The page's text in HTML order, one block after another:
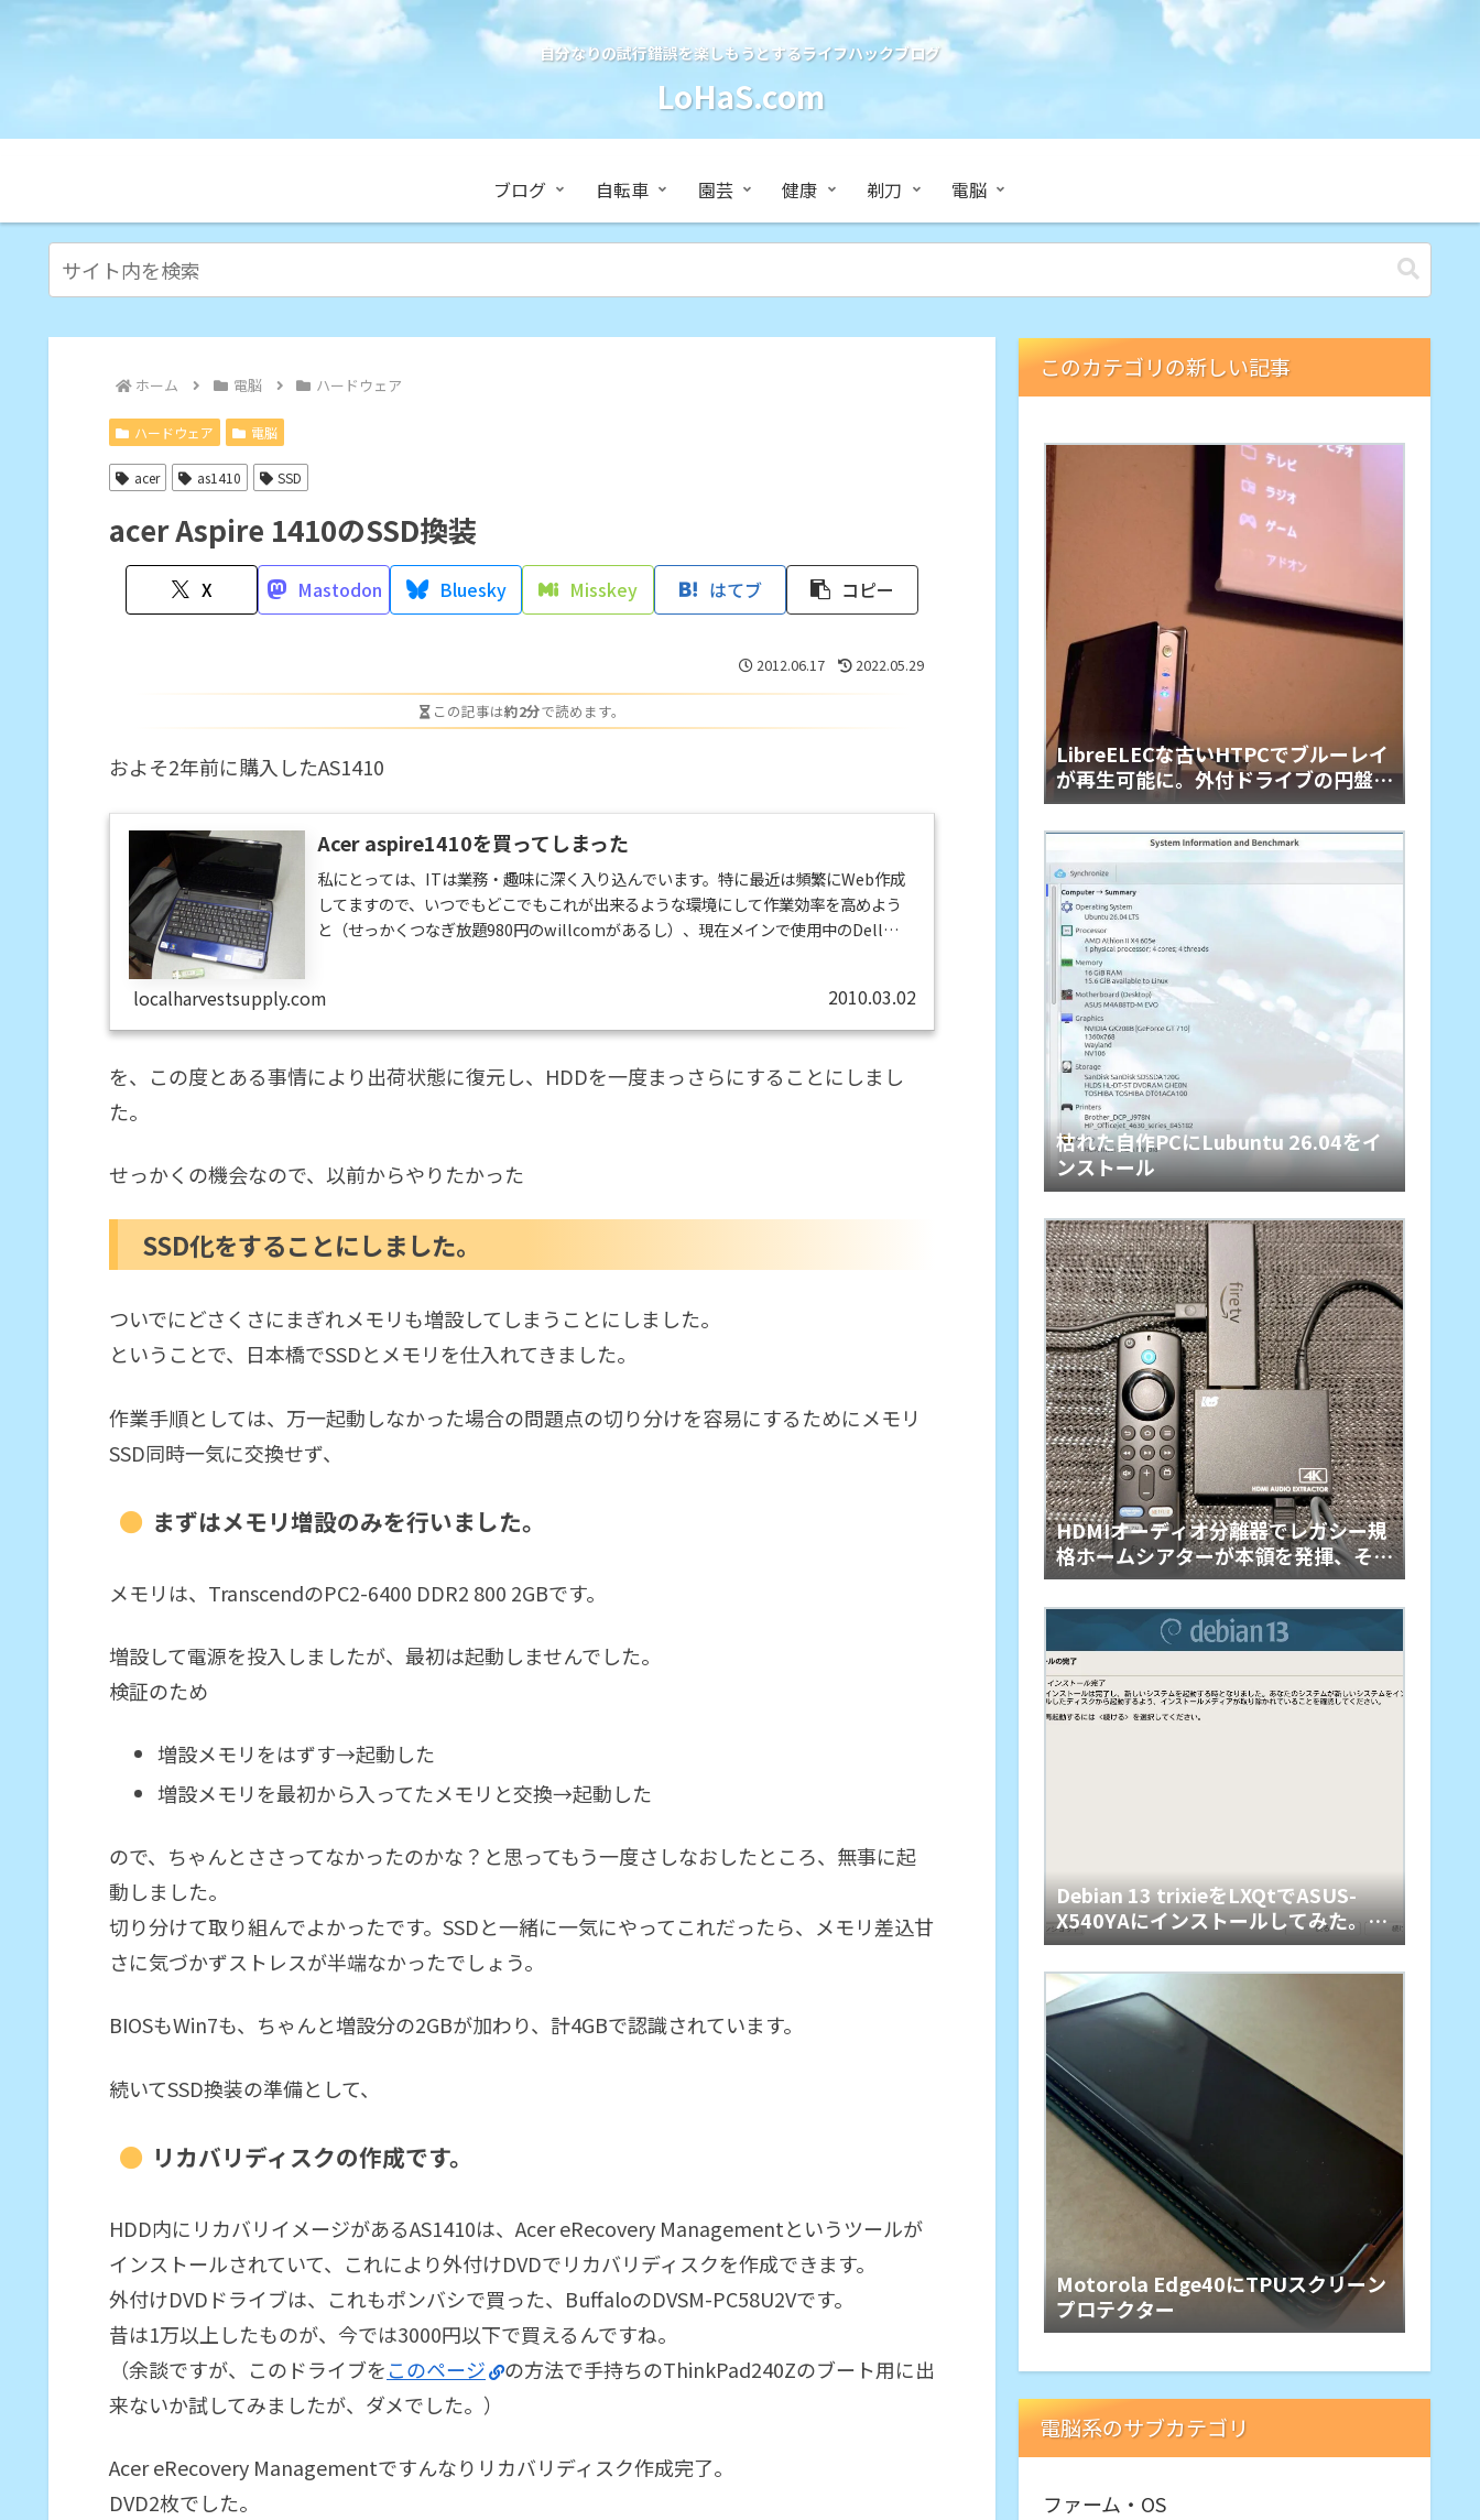
自分なりの試行錯誤を楽しもうとするライフハックブログ
LoHaS.com
ブログ 自転車 園芸 健康 剃刀 電脳
ホーム 電脳 ハードウェア
ハードウェア 電脳
acer as1410 SSD
acer Aspire 1410のSSD換装
X Mastodon Bluesky Misskey はてブ コピー
2012.06.17 2022.05.29
この記事は約2分で読めます。
およそ2年前に購入したAS1410
Acer aspire1410を買ってしまった
私にとっては、ITは業務・趣味に深く入り込んでいます。特に最近は頻繁にWeb作成
してますので、いつでもどこでもこれが出来るような環境にして作業効率を高めよう
と（せっかくつなぎ放題980円のwillcomがあるし）、現在メインで使用中のDell
と考えていました。手持ちノートで一番モバイル性が高いのは、Debian化した
ThinkPad240Zですが...
localharvestsupply.com 2010.03.02
を、この度とある事情により出荷状態に復元し、HDDを一度まっさらにすることにしまし
た。
せっかくの機会なので、以前からやりたかった
SSD化をすることにしました。
ついでにどさくさにまぎれメモリも増設してしまうことにしました。
ということで、日本橋でSSDとメモリを仕入れてきました。
作業手順としては、万一起動しなかった場合の問題点の切り分けを容易にするためにメモリ
SSD同時一気に交換せず、
まずはメモリ増設のみを行いました。
メモリは、TranscendのPC2-6400 DDR2 800 2GBです。
増設して電源を投入しましたが、最初は起動しませんでした。
検証のため
増設メモリをはずす→起動した
増設メモリを最初から入ってたメモリと交換→起動した
ので、ちゃんとささってなかったのかな？と思ってもう一度さしなおしたところ、無事に起
動しました。
切り分けて取り組んでよかったです。SSDと一緒に一気にやってこれだったら、メモリ差込甘
さに気づかずストレスが半端なかったでしょう。
BIOSもWin7も、ちゃんと増設分の2GBが加わり、計4GBで認識されています。
続いてSSD換装の準備として、
リカバリディスクの作成です。
HDD内にリカバリイメージがあるAS1410は、Acer eRecovery Managementというツールが
インストールされていて、これにより外付けDVDでリカバリディスクを作成できます。
外付けDVDドライブは、これもポンバシで買った、BuffaloのDVSM-PC58U2Vです。
昔は1万以上したものが、今では3000円以下で買えるんですね。
（余談ですが、このドライブをこのページ
の方法で手持ちのThinkPad240Zのブート用に出
来ないか試してみましたが、ダメでした。）
Acer eRecovery Managementですんなりリカバリディスク作成完了。
DVD2枚でした。
このカテゴリの新しい記事
LibreELECな古いHTPCでブルーレイ
が再生可能に。外付ドライブの円盤再
生用「艦橋」という余生
枯れた自作PCにLubuntu 26.04をイ
ンストール
HDMIオーディオ分離器でレガシー規
格ホームシアターが本領を発揮、その
旋律に戦慄
Debian 13 trixieをLXQtでASUS-
X540YAにインストールしてみた。懐
かしくて軽快
Motorola Edge40にTPUスクリーン
プロテクター
電脳系のサブカテゴリ
ファーム・OS